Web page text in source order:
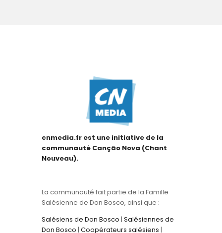
cnmedia.fr est une initiative de la
communauté Canção Nova (Chant
Nouveau).
La communauté fait partie de la Famille
Salésienne de Don Bosco, ainsi que :
Salésiens de Don Bosco | Salésiennes de
Don Bosco | Coopérateurs salésiens |